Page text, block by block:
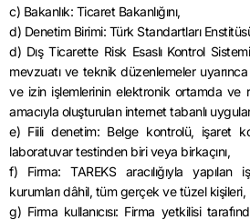
c) Bakanlık: Ticaret Bakanlığını,
d) Denetim Birimi: Türk Standartları
d) Dış Ticarette Risk Esaslı Kontrol
mevzuatı ve teknik düzenlemeler
ve izin işlemlerinin elektronik ortamda ve
amacıyla oluşturulan internet tabanlı
e) Fiili denetim: Belge kontrolü, işaret
laboratuvar testinden biri veya birkaçını,
f) Firma: TAREKS aracılığıyla
kurumları dâhil, tüm gerçek ve tüzel kişileri,
g) Firma kullanıcısı: Firma yetkilisi